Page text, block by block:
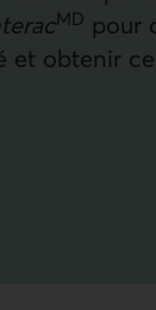
MD pour
et obtenir